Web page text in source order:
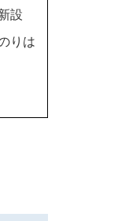
設
りは